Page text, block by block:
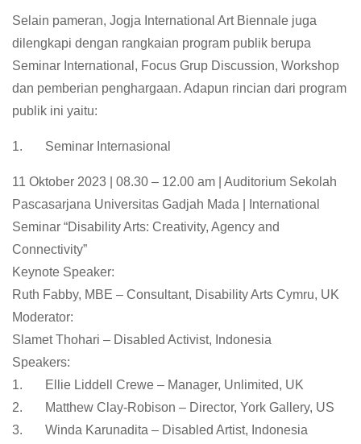
Selain pameran, Jogja International Art Biennale juga
dilengkapi dengan rangkaian program publik berupa
Seminar International, Focus Grup Discussion, Workshop
dan pemberian penghargaan. Adapun rincian dari program
publik ini yaitu:
1. Seminar Internasional
11 Oktober 2023 | 08.30 – 12.00 am | Auditorium Sekolah
Pascasarjana Universitas Gadjah Mada | International
Seminar “Disability Arts: Creativity, Agency and
Connectivity”
Keynote Speaker:
Ruth Fabby, MBE – Consultant, Disability Arts Cymru, UK
Moderator:
Slamet Thohari – Disabled Activist, Indonesia
Speakers:
1. Ellie Liddell Crewe – Manager, Unlimited, UK
2. Matthew Clay-Robison – Director, York Gallery, US
3. Winda Karunadita – Disabled Artist, Indonesia